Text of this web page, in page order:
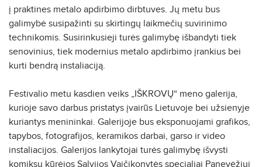
į praktines metalo apdirbimo dirbtuves. Jų metu bus
galimybė susipažinti su skirtingų laikmečių suvirinimo
technikomis. Susirinkusieji turės galimybę išbandyti tiek
senovinius, tiek modernius metalo apdirbimo įrankius bei
kurti bendrą instaliaciją.
Festivalio metu kasdien veiks „IŠKROVŲ“ meno galerija,
kurioje savo darbus pristatys įvairūs Lietuvoje bei užsienyje
kuriantys menininkai. Galerijoje bus eksponuojami grafikos,
tapybos, fotografijos, keramikos darbai, garso ir video
instaliacijos. Galerijos lankytojai turės galimybę išvysti
komiksų kūrėjos Salvijos Vaičikonytės specialiai Panevėžiui